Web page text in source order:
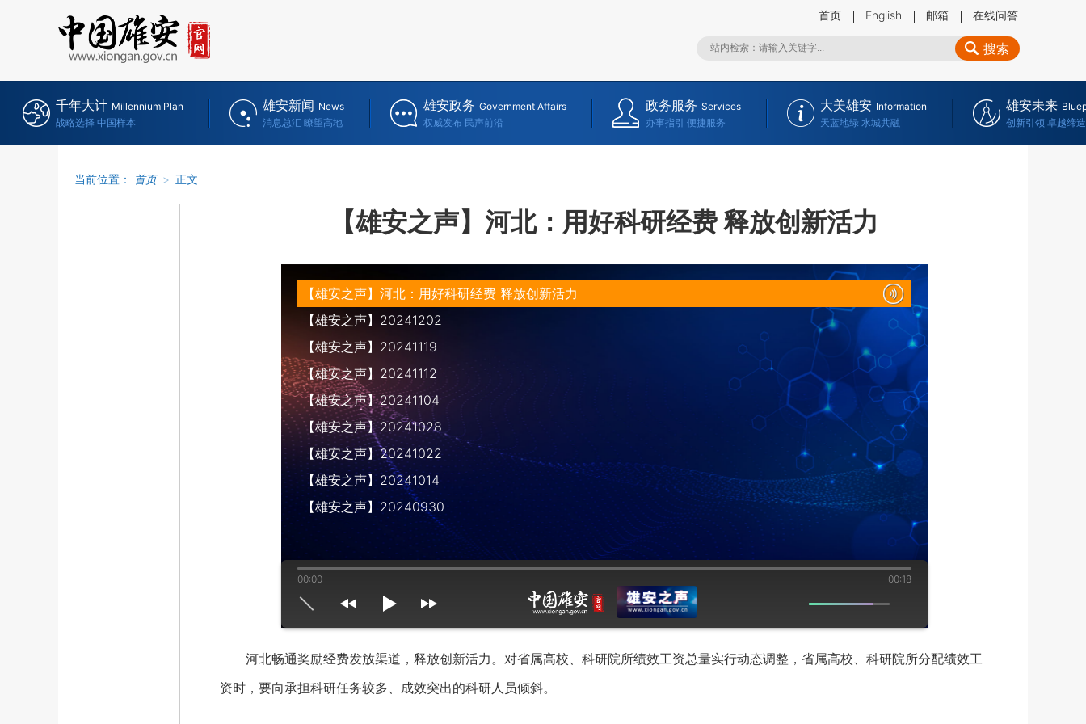
首页 English 邮箱 在线问答
搜索
千年大计 Millennium Plan
战略选择 中国样本
雄安新闻 News
消息总汇 瞭望高地
雄安政务 Government Affairs
权威发布 民声前沿
政务服务 Services
办事指引 便捷服务
大美雄安 Information
天蓝地绿 水城共融
雄安未来
创新引领 卓越缔造
当前位置： 首页 > 正文
【雄安之声】河北：用好科研经费 释放创新活力
【雄安之声】河北：用好科研经费 释放创新活力
【雄安之声】20241202
【雄安之声】20241119
【雄安之声】20241112
【雄安之声】20241104
【雄安之声】20241028
【雄安之声】20241022
【雄安之声】20241014
【雄安之声】20240930
00:00 00:18
mute max volume
河北畅通奖励经费发放渠道，释放创新活力。对省属高校、科研院所绩效工资总量实行动态调整，省属高校、科研院所分配绩效工
资时，要向承担科研任务较多、成效突出的科研人员倾斜。